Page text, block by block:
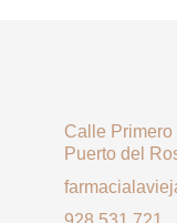
Calle Primero
Puerto del